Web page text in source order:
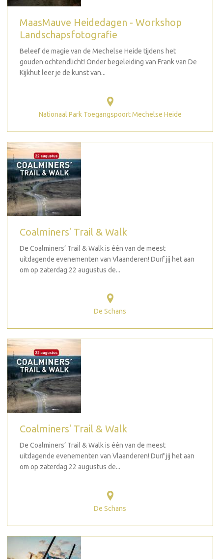
MaasMauve Heidedagen - Workshop
Landschapsfotografie
Beleef de magie van de Mechelse Heide tijdens het
gouden ochtendlicht! Onder begeleiding van Frank van De
Kijkhut leer je de kunst van...
Nationaal Park Toegangspoort Mechelse Heide
Coalminers' Trail & Walk
De Coalminers’ Trail & Walk is één van de meest
uitdagende evenementen van Vlaanderen! Durf jij het aan
om op zaterdag 22 augustus de...
De Schans
Coalminers' Trail & Walk
De Coalminers’ Trail & Walk is één van de meest
uitdagende evenementen van Vlaanderen! Durf jij het aan
om op zaterdag 22 augustus de...
De Schans